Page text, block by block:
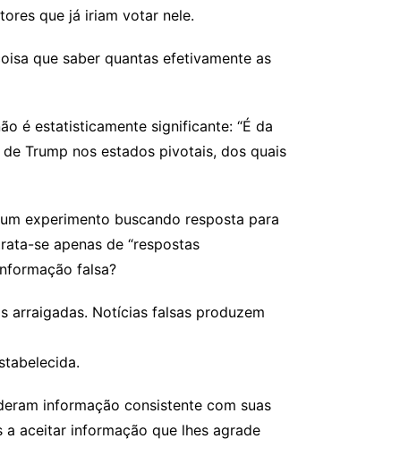
que já iriam votar nele.
que saber quantas efetivamente as
é estatisticamente significante: “É da
Trump nos estados pivotais, dos quais
experimento buscando resposta para
se apenas de “respostas
falsa?
arraigadas. Notícias falsas produzem
informação consistente com suas
aceitar informação que lhes agrade